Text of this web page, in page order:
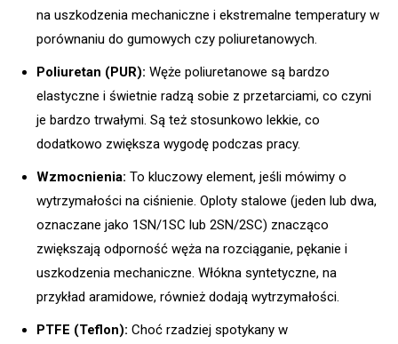
na uszkodzenia mechaniczne i ekstremalne temperatury w
porównaniu do gumowych czy poliuretanowych.
Poliuretan (PUR): Węże poliuretanowe są bardzo
elastyczne i świetnie radzą sobie z przetarciami, co czyni
je bardzo trwałymi. Są też stosunkowo lekkie, co
dodatkowo zwiększa wygodę podczas pracy.
Wzmocnienia: To kluczowy element, jeśli mówimy o
wytrzymałości na ciśnienie. Oploty stalowe (jeden lub dwa,
oznaczane jako 1SN/1SC lub 2SN/2SC) znacząco
zwiększają odporność węża na rozciąganie, pękanie i
uszkodzenia mechaniczne. Włókna syntetyczne, na
przykład aramidowe, również dodają wytrzymałości.
PTFE (Teflon): Choć rzadziej spotykany w